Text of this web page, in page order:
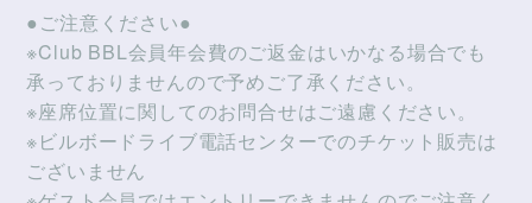
●ご注意ください●
※Club BBL会員年会費のご返金はいかなる場合でも
承っておりませんので予めご了承ください。
※座席位置に関してのお問合せはご遠慮ください。
※ビルボードライブ電話センターでのチケット販売は
ございません